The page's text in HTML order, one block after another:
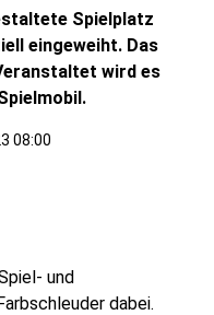
Spielplatz
eingeweiht. Das
wird es
08:00
und
dabei.